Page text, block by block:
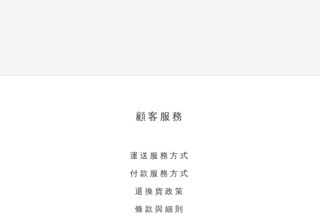
顧客服務
運送服務方式
付款服務方式
退換貨政策
條款與細則